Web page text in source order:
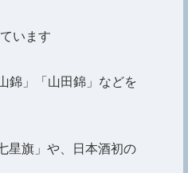
います
錦」「山田錦」などを
星旗」や、日本酒初の